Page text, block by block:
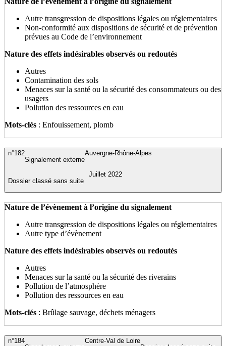
Autre transgression de dispositions légales ou réglementaires
Non-conformité aux dispositions de sécurité et de prévention
prévues au Code de l’environnement
Nature des effets indésirables observés ou redoutés
Autres
Contamination des sols
Menaces sur la santé ou la sécurité des consommateurs ou des
usagers
Pollution des ressources en eau
Mots-clés : Enfouissement, plomb
Juillet 2022
Dossier classé sans suite
Auvergne-Rhône-Alpes
Signalement externe
n°182
Nature de l’évènement à l’origine du signalement
Autre transgression de dispositions légales ou réglementaires
Autre type d’évènement
Nature des effets indésirables observés ou redoutés
Autres
Menaces sur la santé ou la sécurité des riverains
Pollution de l’atmosphère
Pollution des ressources en eau
Mots-clés : Brûlage sauvage, déchets ménagers
Centre-Val de Loire
n°184